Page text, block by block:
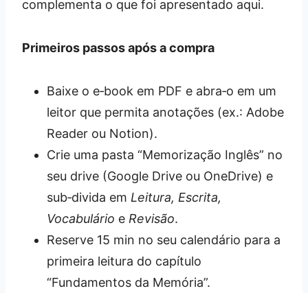
complementa o que foi apresentado aqui.
Primeiros passos após a compra
Baixe o e‑book em PDF e abra‑o em um
leitor que permita anotações (ex.: Adobe
Reader ou Notion).
Crie uma pasta “Memorização Inglês” no
seu drive (Google Drive ou OneDrive) e
sub‑divida em Leitura, Escrita,
Vocabulário e Revisão.
Reserve 15 min no seu calendário para a
primeira leitura do capítulo
“Fundamentos da Memória”.